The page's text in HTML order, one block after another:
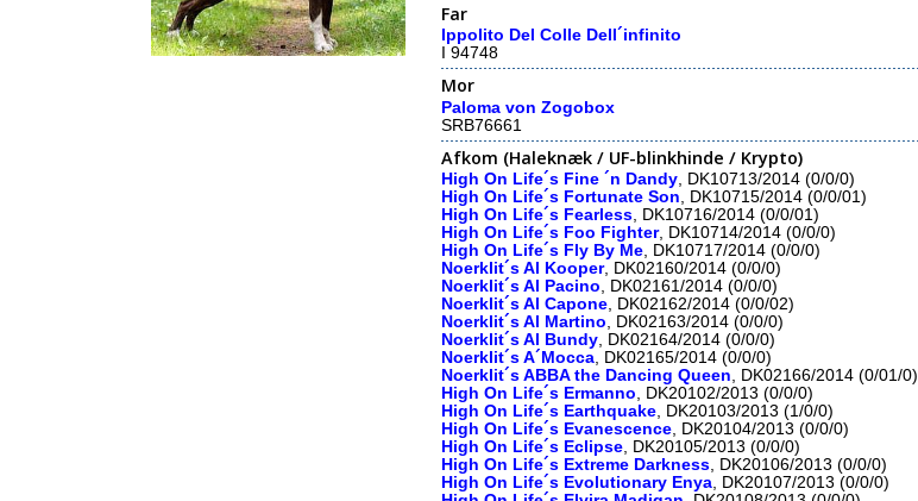
Far
Ippolito Del Colle Dell´infinito
I 94748
Mor
Paloma von Zogobox
SRB76661
Afkom (Haleknæk / UF-blinkhinde / Krypto)
High On Life´s Fine ´n Dandy, DK10713/2014 (0/0/0)
High On Life´s Fortunate Son, DK10715/2014 (0/0/01)
High On Life´s Fearless, DK10716/2014 (0/0/01)
High On Life´s Foo Fighter, DK10714/2014 (0/0/0)
High On Life´s Fly By Me, DK10717/2014 (0/0/0)
Noerklit´s Al Kooper, DK02160/2014 (0/0/0)
Noerklit´s Al Pacino, DK02161/2014 (0/0/0)
Noerklit´s Al Capone, DK02162/2014 (0/0/02)
Noerklit´s Al Martino, DK02163/2014 (0/0/0)
Noerklit´s Al Bundy, DK02164/2014 (0/0/0)
Noerklit´s A´Mocca, DK02165/2014 (0/0/0)
Noerklit´s ABBA the Dancing Queen, DK02166/2014 (0/01/0)
High On Life´s Ermanno, DK20102/2013 (0/0/0)
High On Life´s Earthquake, DK20103/2013 (1/0/0)
High On Life´s Evanescence, DK20104/2013 (0/0/0)
High On Life´s Eclipse, DK20105/2013 (0/0/0)
High On Life´s Extreme Darkness, DK20106/2013 (0/0/0)
High On Life´s Evolutionary Enya, DK20107/2013 (0/0/0)